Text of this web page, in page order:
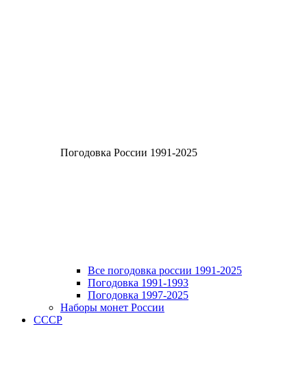
Погодовка России 1991-2025
Все погодовка россии 1991-2025
Погодовка 1991-1993
Погодовка 1997-2025
Наборы монет России
СССР